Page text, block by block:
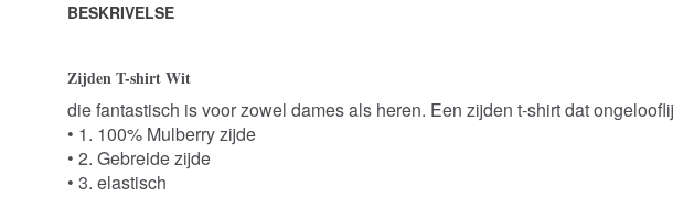
BESKRIVELSE
Zijden T-shirt Wit
die fantastisch is voor zowel dames als heren. Een zijden t-shirt dat
• 1. 100% Mulberry zijde
• 2. Gebreide zijde
• 3. elastisch